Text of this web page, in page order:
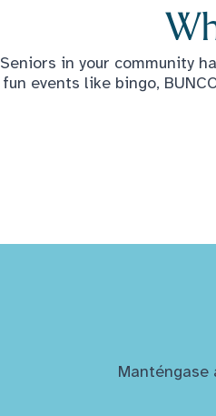
Seniors in your community
fun events like bingo,